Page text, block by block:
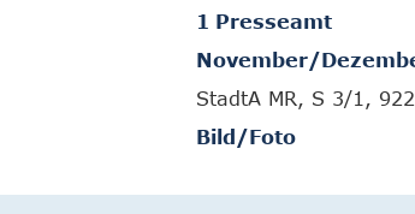
1 Presseamt
November/
StadtA MR, S 3/1, 922
Bild/Foto